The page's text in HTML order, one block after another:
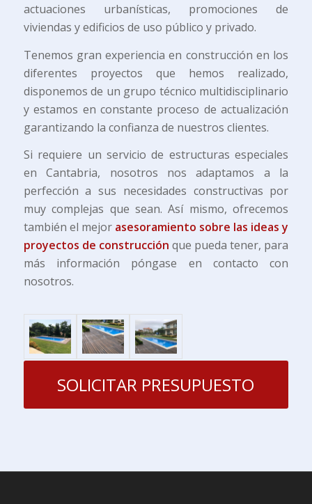
actuaciones urbanísticas, promociones de
viviendas y edificios de uso público y privado.
Tenemos gran experiencia en construcción en los
diferentes proyectos que hemos realizado,
disponemos de un grupo técnico multidisciplinario
y estamos en constante proceso de actualización
garantizando la confianza de nuestros clientes.
Si requiere un servicio de estructuras especiales
en Cantabria, nosotros nos adaptamos a la
perfección a sus necesidades constructivas por
muy complejas que sean. Así mismo, ofrecemos
también el mejor asesoramiento sobre las ideas y
proyectos de construcción que pueda tener, para
más información póngase en contacto con
nosotros.
SOLICITAR PRESUPUESTO